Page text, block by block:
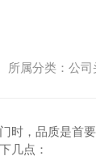
所属分类：公
时，品质是首
几点：